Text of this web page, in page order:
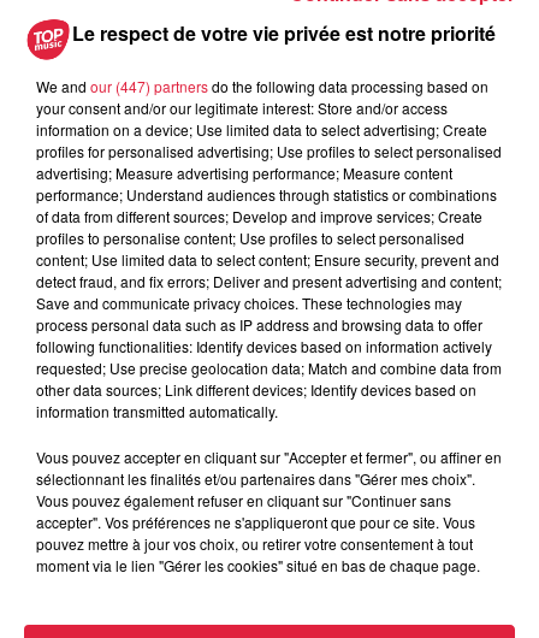
Les dernières infos sur la venue du
pape à Metz en septembre
5 août 2026
Europa-Park : des précisons sur
l’après Euro-Mir
Dans la même série
Top Music a Rulantica
Top Music a Rulantica
Le respect de votre vie privée est notre priorité
We and our (447) partnersdo the following data processing based on
your consent and/or our legitimate interest: Store and/or access
information on a device; Use limited data to select advertising; Create
profiles for personalised advertising; Use profiles to select personalised
advertising; Measure advertising performance; Measure content
performance; Understand audiences through statistics or combinations
of data from different sources; Develop and improve services; Create
profiles to personalise content; Use profiles to select personalised
content; Use limited data to select content; Ensure security, prevent and
detect fraud, and fix errors; Deliver and present advertising and content;
Save and communicate privacy choices. These technologies may
process personal data such as IP address and browsing data to offer
following functionalities: Identify devices based on information actively
requested; Use precise geolocation data; Match and combine data from
other data sources; Link different devices; Identify devices based on
information transmitted automatically.
Vous pouvez accepter en cliquant sur "Accepter et fermer", ou affiner en
sélectionnant les finalités et/ou partenaires dans "Gérer mes choix".
Vous pouvez également refuser en cliquant sur "Continuer sans
accepter". Vos préférences ne s'appliqueront que pour ce site. Vous
pouvez mettre à jour vos choix, ou retirer votre consentement à tout
moment via le lien "Gérer les cookies" situé en bas de chaque page.